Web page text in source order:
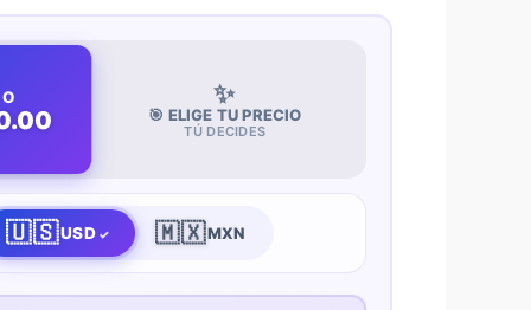
✨
🎯 ELIGE TU PRECIO
TÚ DECIDES
🇺🇸USD 🇲🇽MXN